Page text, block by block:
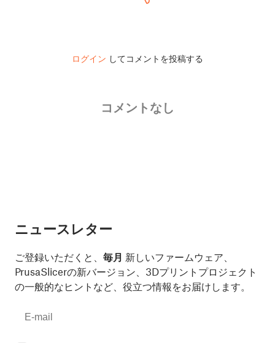
ログイン してコメントを投稿する
コメントなし
ニュースレター
ご登録いただくと、 毎月 新しいファームウェア、
PrusaSlicerの新バージョン、3Dプリントプロジェクト
の一般的なヒントなど、役立つ情報をお届けします。